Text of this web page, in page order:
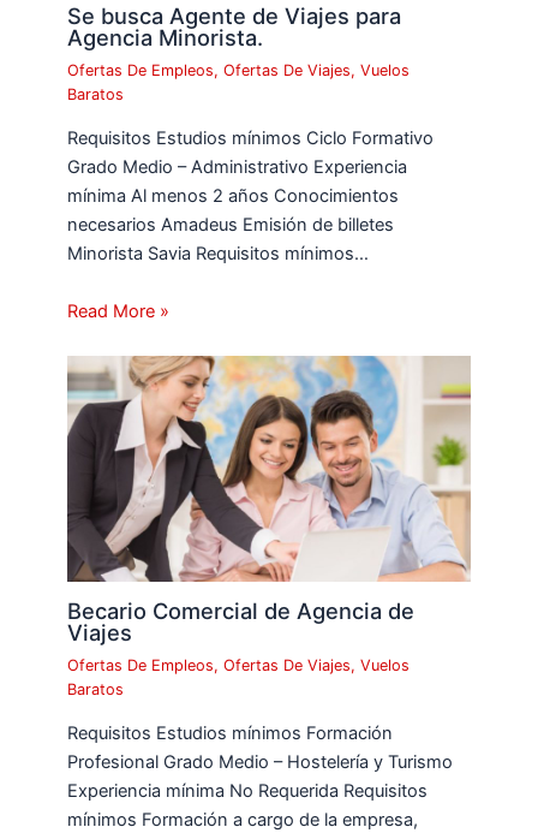
Se busca Agente de Viajes para
Agencia Minorista.
Ofertas De Empleos,Ofertas De Viajes,Vuelos
Baratos
Requisitos Estudios mínimos Ciclo Formativo
Grado Medio – Administrativo Experiencia
mínima Al menos 2 años Conocimientos
necesarios Amadeus Emisión de billetes
Minorista Savia Requisitos mínimos…
Read More »
Becario Comercial de Agencia de
Viajes
Ofertas De Empleos,Ofertas De Viajes,Vuelos
Baratos
Requisitos Estudios mínimos Formación
Profesional Grado Medio – Hostelería y Turismo
Experiencia mínima No Requerida Requisitos
mínimos Formación a cargo de la empresa,